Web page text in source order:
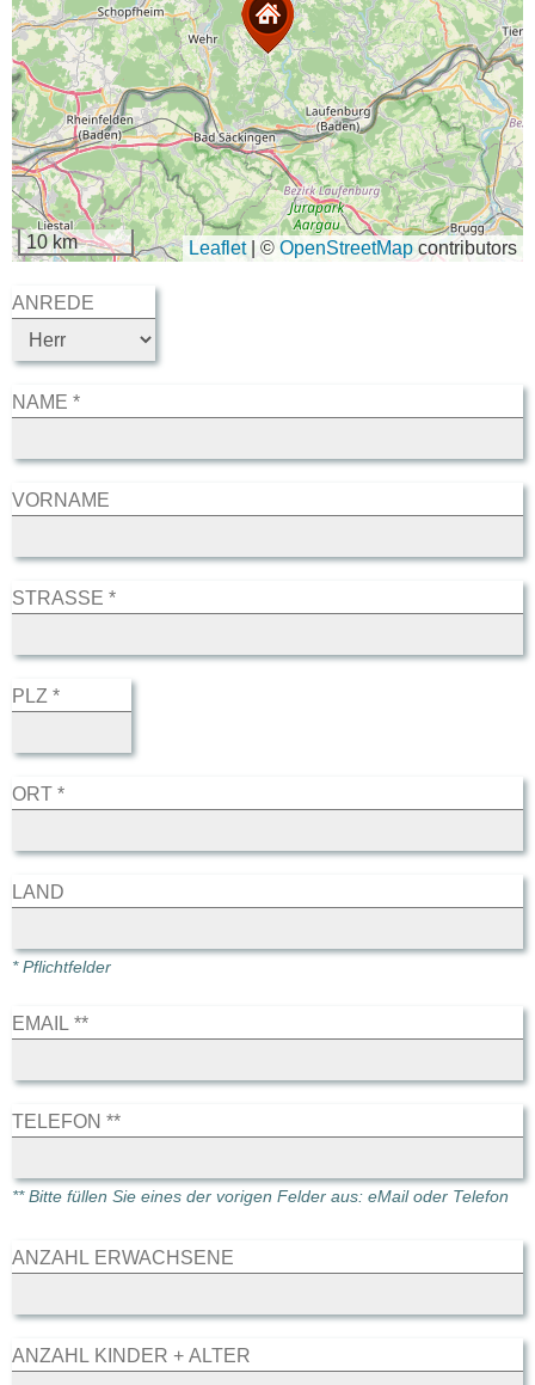
10 km Leaflet © OpenStreetMap contributors
ANREDE
NAME *
VORNAME
STRASSE *
PLZ *
ORT *
LAND
* Pflichtfelder
EMAIL **
TELEFON **
** Bitte füllen Sie eines der vorigen Felder aus: eMail oder Telefon
ANZAHL ERWACHSENE
ANZAHL KINDER + ALTER